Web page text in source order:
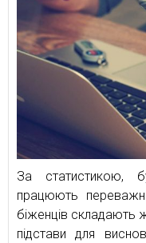
За статистикою,
працюють
біженців складають
підстави для